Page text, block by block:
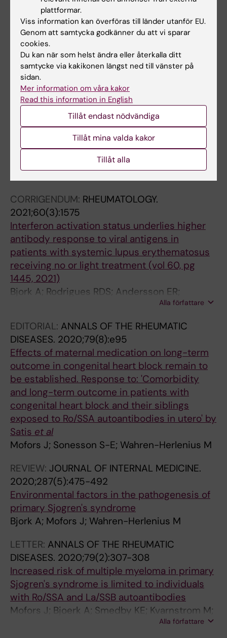
DISEASES.2017;76(10):1755-1763
H1N1 vaccination in Sjogren's syndrome
triggers polyclonal B cell activation and
promotes autoantibody production
Brauner S; Folkersen L; Kvarnstrom M; Meisgen
S; Petersen S; Franzen-Malmros M; Mofors J;
Brokstad KA; Klareskog L; Jonsson R;
Westerberg LS; Trollmo C; Malmstrom V;
Ambrosi A; Kuchroo VK; Nordmark G; Wahren-
Herlenius M
Alla övriga publikationer
DOCTORAL THESIS:2021
Risk factors and comorbidity in primary
Sjögren’s syndrome
CORRIGENDUM: RHEUMATOLOGY.
2021;60(3):1575
Interferon activation status underlies higher
antibody response to viral antigens in
patients with systemic lupus erythematosus
receiving no or light treatment (vol 60, pg
1445, 2021)
Bjork A; Rodrigues RDS; Andersson ER;
Sepulveda JIR; Mofors J; Kvarnstrom M; Oke V;
Herlenius M
Alla författare
EDITORIAL: ANNALS OF THE RHEUMATIC
DISEASES. 2020;79(8):e95
Effects of maternal medication on long-term
outcome in congenital heart block remain to
be established. Response to: 'Comorbidity
and long-term outcome in patients with
congenital heart block and their siblings
exposed to Ro/SSA autoantibodies in utero' by
Satis et al
Mofors J; Sonesson S-E; Wahren-Herlenius M
REVIEW: JOURNAL OF INTERNAL MEDICINE.
2020;287(5):475-492
Environmental factors in the pathogenesis of
primary Sjogren's syndrome
Bjork A; Mofors J; Wahren-Herlenius M
LETTER: ANNALS OF THE RHEUMATIC
DISEASES. 2020;79(2):307-308
Increased risk of multiple myeloma in primary
Sjogren's syndrome is limited to individuals
with Ro/SSA and La/SSB autoantibodies
Mofors J; Bjoerk A; Smedby KE; Kvarnstrom M;
Forsblad-d'Elia H; Magnusson-Bucher S;
Alla författare
plattformar.
Viss information kan överföras till länder utanför EU.
Genom att samtycka godkänner du att vi sparar
cookies.
Du kan när som helst ändra eller återkalla ditt
samtycke via kakikonen längst ned till vänster på
sidan.
Mer information om våra kakor
Read this information in English
Tillåt endast nödvändiga
Tillåt mina valda kakor
Tillåt alla